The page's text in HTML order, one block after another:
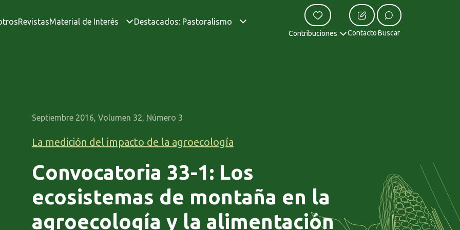
RevistasMaterial de Interés Destacados: Pastoralismo
Contribuciones Contacto Buscar
Septiembre 2016, Volumen 32, Número 3
La medición del impacto de la agroecología
Convocatoria 33-1: Los
ecosistemas de montaña en la
agroecología y la alimentación